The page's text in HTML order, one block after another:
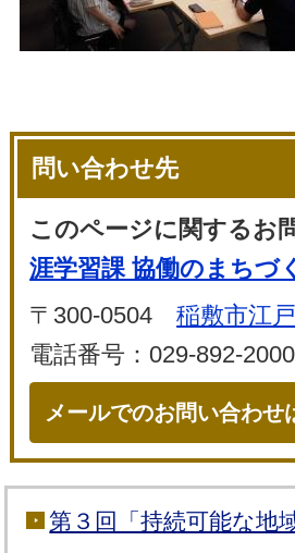
問い合わせ先
このページに関するお
涯学習課 協働のまちづ
〒300-0504稲敷市江
電話番号：029-892-2000
メールでのお問い合わせ
第３回「持続可能な地